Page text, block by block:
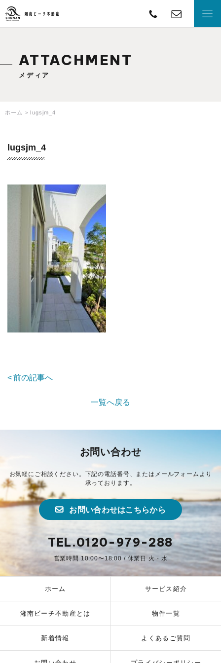
湘南ビーチ不動産
ATTACHMENT
メディア
ホーム lugsjm_4
lugsjm_4
前の記事へ
一覧へ戻る
お問い合わせ
お気軽にご相談ください。下記の電話番号、またはメールフォームより
承っております。
お問い合わせはこちらから
TEL.0120-979-288
営業時間 10:00〜18:00 / 休業日 火・水
ホーム サービス紹介
湘南ビーチ不動産とは 物件一覧
新着情報 よくあるご質問